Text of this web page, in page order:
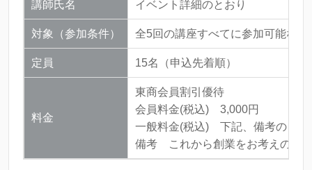
講師氏名 イベント詳細のとおり
対象（参加条件） 全5回の講座すべてに参加可能な
定員 15名（申込先着順）
料金
東商会員割引優待
会員料金(税込) 3,000円
一般料金(税込) 下記、備考のとお
備考 これから創業をお考えの方